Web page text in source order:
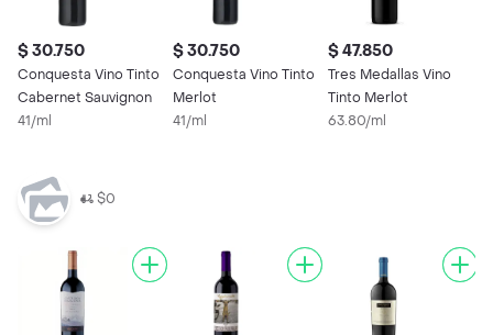
$ 30.750
Conquesta Vino Tinto
Cabernet Sauvignon
41/ml
$ 30.750
Conquesta Vino Tinto
Merlot
41/ml
$ 47.850
Tres Medallas Vino
Tinto Merlot
63.80/ml
$0